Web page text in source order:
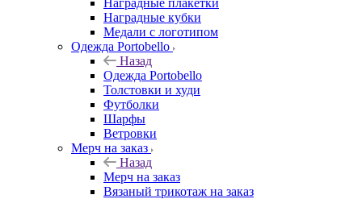
Наградные плакетки
Наградные кубки
Медали с логотипом
Одежда Portobello
Назад
Одежда Portobello
Толстовки и худи
Футболки
Шарфы
Ветровки
Мерч на заказ
Назад
Мерч на заказ
Вязаный трикотаж на заказ